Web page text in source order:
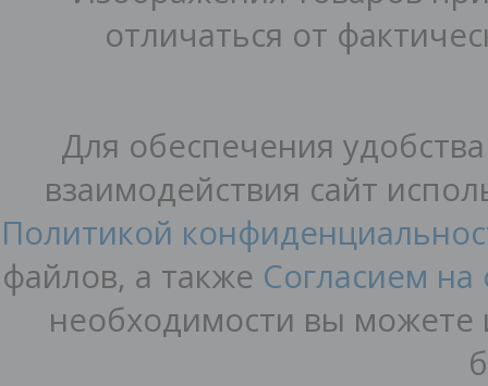
отличаться от
Для обеспечения
взаимодействия сайт
Политикой
файлов, а также Согласием
необходимости вы можете